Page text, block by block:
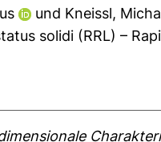
und Kneissl,
solidi (RRL) –